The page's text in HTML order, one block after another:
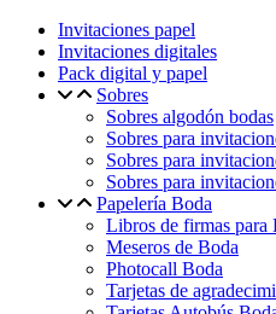
Invitaciones papel
Invitaciones digitales
Pack digital y papel
Sobres
Sobres algodón bodas
Sobres para
Sobres para
Sobres para
Papelería Boda
Libros de firmas para
Meseros de Boda
Photocall Boda
Tarjetas de